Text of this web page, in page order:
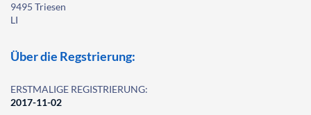
9495 Triesen
LI
Über die Regstrierung:
ERSTMALIGE REGISTRIERUNG:
2017-11-02